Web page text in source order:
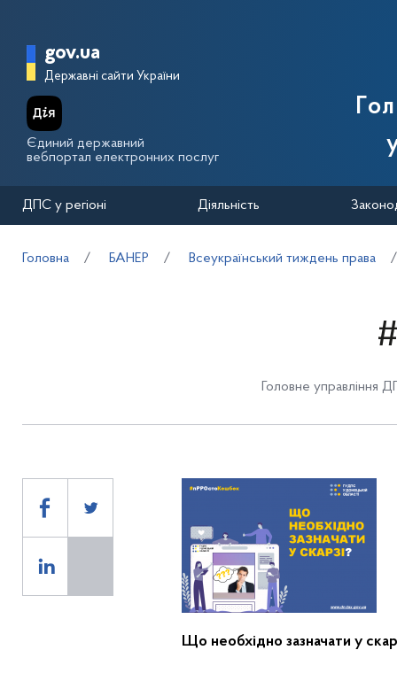
Головна сторінка Державної
gov.ua
Державні сайти України
Єдиний державний
вебпортал електронних послуг
ДПС у регіоні Діяльність
Головна БАНЕР Всеукраїнський тиждень права
Головне управління
Що необхідно зазначати у